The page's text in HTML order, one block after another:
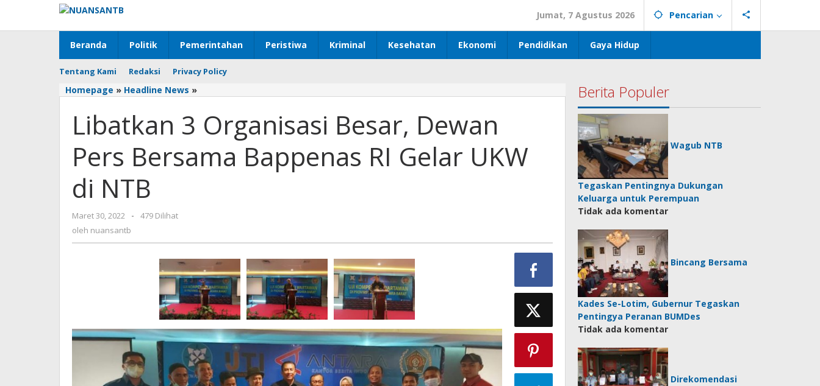
konten
Jumat, 7 Agustus 2026 Pencarian
Beranda Politik Pemerintahan Peristiwa Kriminal Kesehatan Ekonomi Pendidikan Gaya Hidup
Tentang Kami Redaksi Privacy Policy
Homepage » Headline News »
Organisasi
Besar,
Pers
Bersama
NTB
Libatkan 3 Organisasi Besar, Dewan
Pers Bersama Bappenas RI Gelar UKW
di NTB
Maret 30, 2022
oleh
-
479 Dilihat
oleh nuansantb
Berita Populer
Wagub NTB
Tegaskan Pentingnya Dukungan
Keluarga untuk Perempuan
Tidak ada komentar
Bincang Bersama
Kades Se-Lotim, Gubernur Tegaskan
Pentingya Peranan BUMDes
Tidak ada komentar
Direkomendasi